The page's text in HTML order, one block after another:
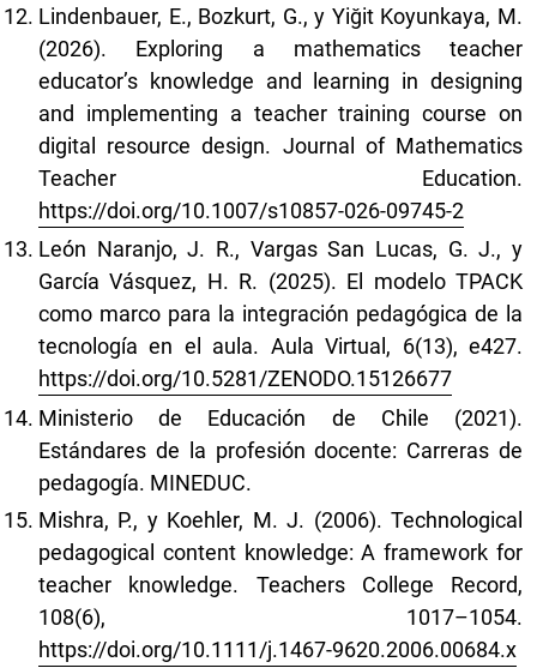
Lindenbauer, E., Bozkurt, G., y Yiğit Koyunkaya, M.
(2026). Exploring a mathematics teacher
educator’s knowledge and learning in designing
and implementing a teacher training course on
digital resource design. Journal of Mathematics
Teacher Education.
https://doi.org/10.1007/s10857-026-09745-2
León Naranjo, J. R., Vargas San Lucas, G. J., y
García Vásquez, H. R. (2025). El modelo TPACK
como marco para la integración pedagógica de la
tecnología en el aula. Aula Virtual, 6(13), e427.
https://doi.org/10.5281/ZENODO.15126677
Ministerio de Educación de Chile (2021).
Estándares de la profesión docente: Carreras de
pedagogía. MINEDUC.
Mishra, P., y Koehler, M. J. (2006). Technological
pedagogical content knowledge: A framework for
teacher knowledge. Teachers College Record,
108(6), 1017–1054.
https://doi.org/10.1111/j.1467-9620.2006.00684.x